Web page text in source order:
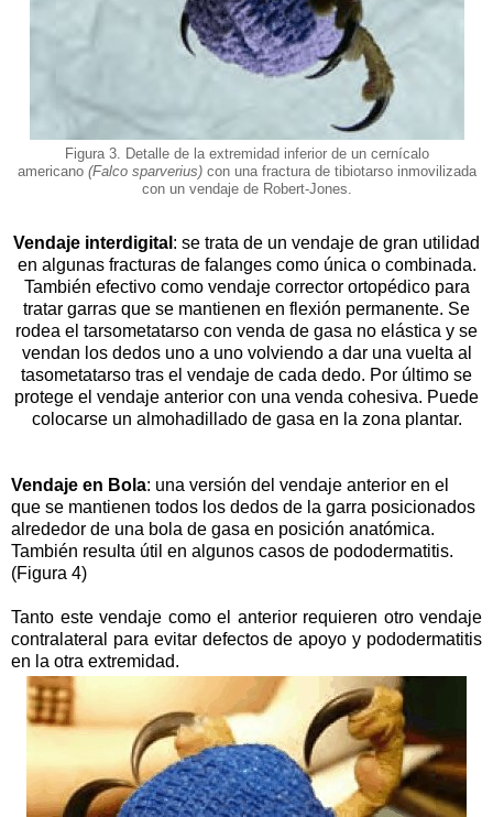
Figura 3. Detalle de la extremidad inferior de un cernícalo
americano (Falco sparverius)con una fractura de tibiotarso inmovilizada
con un vendaje de Robert-Jones.
Vendaje interdigital : se trata de un vendaje de gran utilidad
en algunas fracturas de falanges como única o combinada.
También efectivo como vendaje corrector ortopédico para
tratar garras que se mantienen en flexión permanente. Se
rodea el tarsometatarso con venda de gasa no elástica y se
vendan los dedos uno a uno volviendo a dar una vuelta al
tasometatarso tras el vendaje de cada dedo. Por último se
protege el vendaje anterior con una venda cohesiva. Puede
colocarse un almohadillado de gasa en la zona plantar.
Vendaje en Bola: una versión del vendaje anterior en el
que se mantienen todos los dedos de la garra posicionados
alrededor de una bola de gasa en posición anatómica.
También resulta útil en algunos casos de pododermatitis.
(Figura 4)
Tanto este vendaje como el anterior requieren otro vendaje
contralateral para evitar defectos de apoyo y pododermatitis
en la otra extremidad.